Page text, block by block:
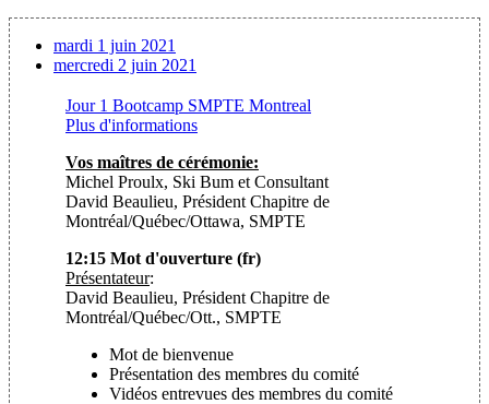
mardi 1 juin 2021
mercredi 2 juin 2021
Jour 1 Bootcamp SMPTE Montreal
Plus d'informations
Vos maîtres de cérémonie:
Michel Proulx, Ski Bum et Consultant
David Beaulieu, Président Chapitre de
Montréal/Québec/Ottawa, SMPTE
12:15 Mot d'ouverture (fr)
Présentateur:
David Beaulieu, Président Chapitre de
Montréal/Québec/Ott., SMPTE
Mot de bienvenue
Présentation des membres du comité
Vidéos entrevues des membres du comité